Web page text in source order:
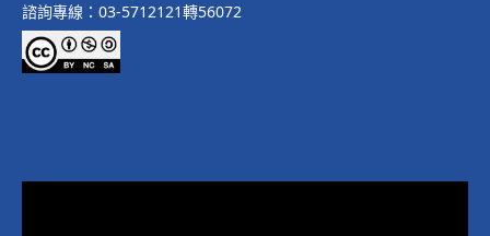
諮詢專線：03-5712121轉56072